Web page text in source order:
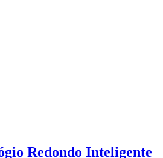
Redondo Inteligente